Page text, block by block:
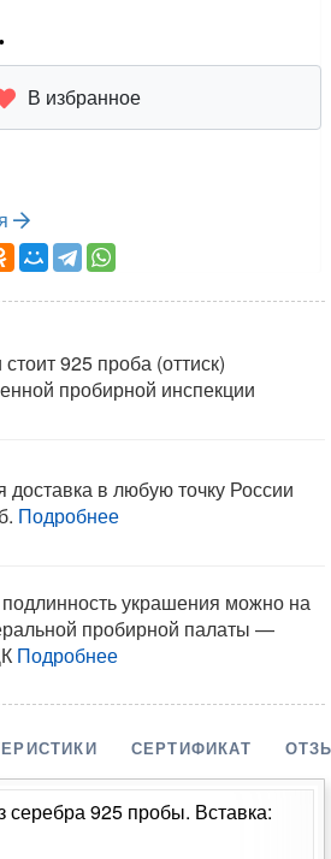
В избранное
925 проба (оттиск)
пробирной инспекции
доставка в любую точку России
Подробнее
украшения можно на
пробирной палаты —
Подробнее
СЕРТИФИКАТ
серебра 925 пробы. Вставка: